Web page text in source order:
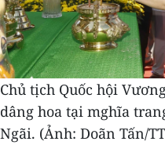
Chủ tịch Quốc hội
dâng hoa tại mghĩa
Ngãi. (Ảnh: Doãn Tấn/